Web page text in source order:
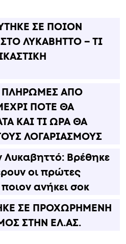
ΣΕ ΠΟΙΟΝ
ΛΥΚΑΒΗΤΤΟ – ΤΙ
ΠΛΗΡΩΜΕΣ ΑΠΟ
ΠΟΤΕ ΘΑ
ΚΑΙ ΤΙ ΩΡΑ ΘΑ
ΛΟΓΑΡΙΑΣΜΟΥΣ
Λυκαβηττό: Βρέθηκε
οι πρώτες
ανήκει σoκ
ΣΕ ΠΡΟΧΩΡΗΜΕΝΗ
ΣΤΗΝ ΕΛ.ΑΣ.